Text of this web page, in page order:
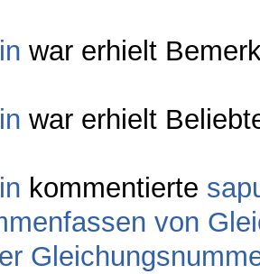
war erhielt
war erhielt
kommentierte
von